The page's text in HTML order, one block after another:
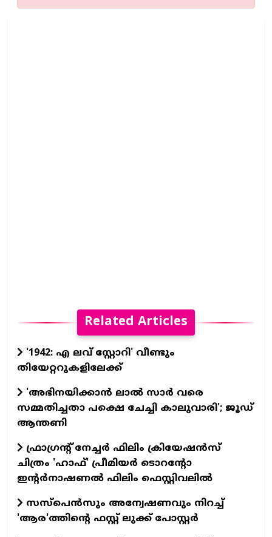
Related Articles
'1942: എ ലവ് സ്റ്റോറി' വീണ്ടും
തിയേറ്ററുകളിലേക്ക്
'അഭിനയിക്കാന്‍ ലാല്‍ സാര്‍ വരെ
സമ്മതിച്ചതാ പക്ഷെ ചേച്ചി കാലുവാരി'; ജൂഡ്
ആന്തണി
ഫ്രാഗ്രന്റ് നേച്ചര്‍ ഫിലിം ക്രിയേഷന്‍സ്
ചിത്രം 'ഹാഫ്' പ്രീമിയര്‍ ടൊറന്റോ
ഇന്റര്‍നാഷണല്‍ ഫിലിം ഫെസ്റ്റിവലില്‍
സസ്പെന്‍സും അന്വേഷണവും നിറച്ച്
'ആര'ത്തിന്റെ ഫസ്റ്റ് ലുക്ക് പോസ്റ്റര്‍